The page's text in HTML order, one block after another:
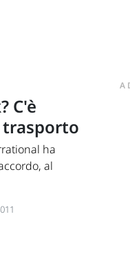
C'è
trasporto
ha
al